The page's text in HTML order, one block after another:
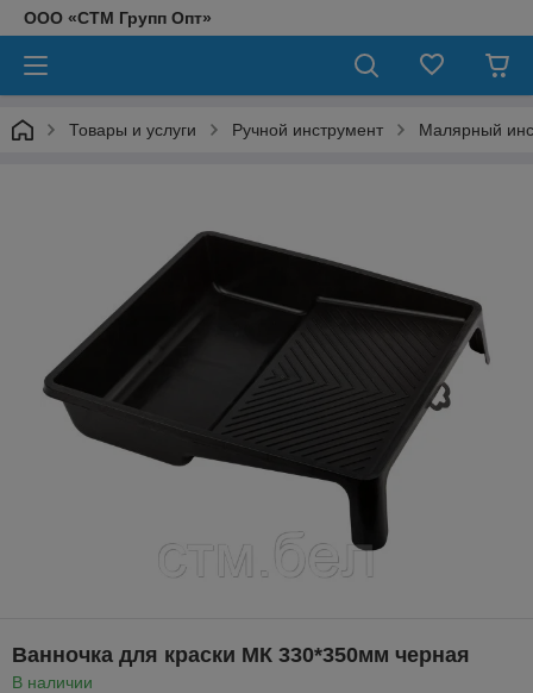
ООО «СТМ Групп Опт»
Товары и услуги Ручной инструмент Малярный
Ванночка для краски МК 330*350мм черная
В наличии